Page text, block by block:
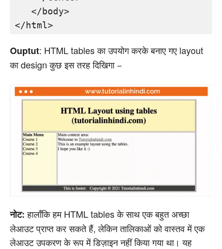
   </body>
</html>
Ouptut: HTML tables का उपयोग करके बनाए गए layout
का design कुछ इस तरह दिखिगा −
नोट:हालाँकि हम HTML tables के साथ एक बहुत अच्छा
लेआउट प्राप्त कर सकते हैं, लेकिन तालिकाओं को वास्तव में एक
लेआउट उपकरण के रूप में डिज़ाइन नहीं किया गया था। यह